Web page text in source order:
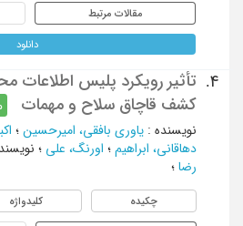
مقالات مرتبط
دانلود
4.
تأثیر رویکرد پلیس اطلاعات
کشف قاچاق سلاح و مهمات
نویسنده : یاوری بافقی، امیرحسین ؛
دهاقانی، ابراهیم ؛ اورنگ، علی ؛
رضا ؛
چکیده کلیدواژه